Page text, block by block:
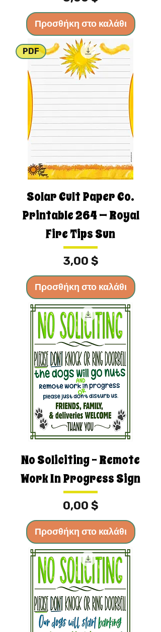
Προσθήκη στο καλάθι
PDF
Solar Cult Paper Co.
Printable 264 — Royal
Fire Tips Sun
Τιμή
3,00 $
Προσθήκη στο καλάθι
No Soliciting - Remote
Work In Progress Sign
Τιμή
0,00 $
Προσθήκη στο καλάθι